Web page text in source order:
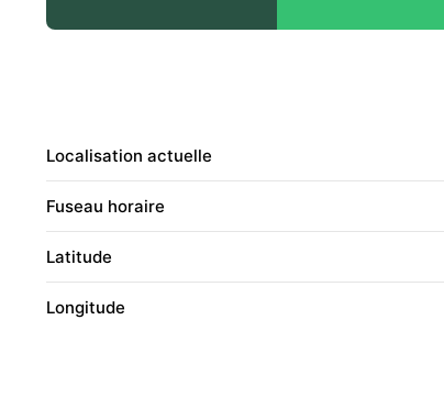
Localisation actuelle
Fuseau horaire
Latitude
Longitude